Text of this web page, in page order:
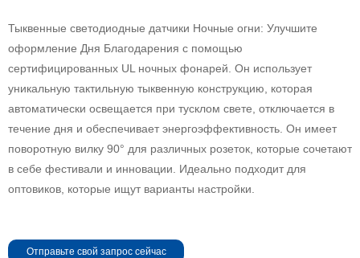
Тыквенные светодиодные датчики Ночные огни: Улучшите
оформление Дня Благодарения с помощью
сертифицированных UL ночных фонарей. Он использует
уникальную тактильную тыквенную конструкцию, которая
автоматически освещается при тусклом свете, отключается в
течение дня и обеспечивает энергоэффективность. Он имеет
поворотную вилку 90° для различных розеток, которые сочетают
в себе фестивали и инновации. Идеально подходит для
оптовиков, которые ищут варианты настройки.
Отправьте свой запрос сейчас